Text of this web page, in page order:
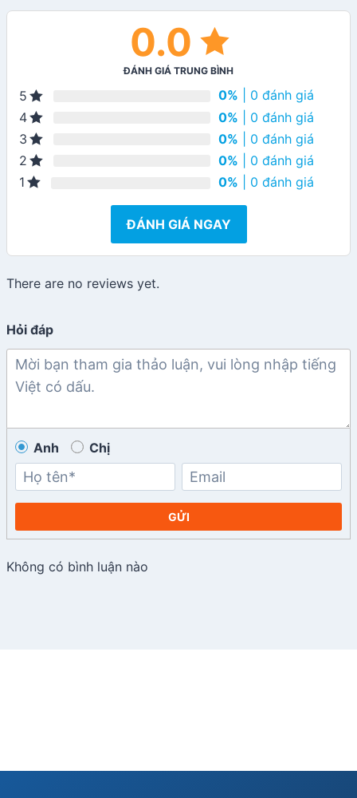
0.0
ĐÁNH GIÁ TRUNG BÌNH
5 0% | 0 đánh giá
4
0% | 0 đánh giá
3
0% | 0 đánh giá
2
0% | 0 đánh giá
1
0% | 0 đánh giá
ĐÁNH GIÁ NGAY
There are no reviews yet.
Hỏi đáp
Anh Chị
GỬI
Không có bình luận nào